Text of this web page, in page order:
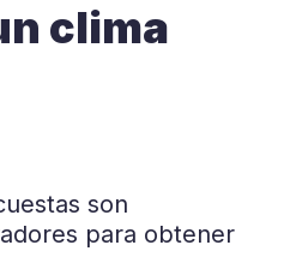
clima
son
para obtener